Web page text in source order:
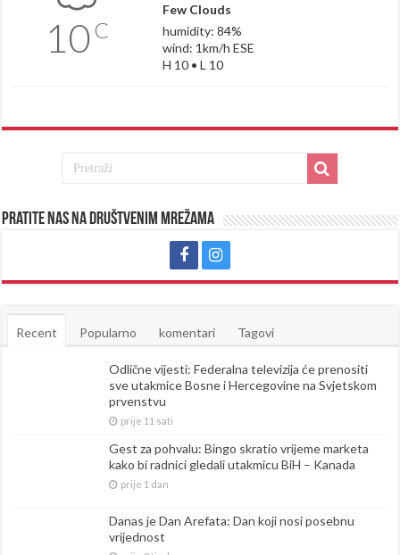
10 C
Few Clouds
humidity: 84%
wind: 1km/h ESE
H 10 • L 10
Pratite nas na društvenim mrežama
Recent Popularno komentari Tagovi
Odlične vijesti: Federalna televizija će prenositi
sve utakmice Bosne i Hercegovine na Svjetskom
prvenstvu
prije 11 sati
Gest za pohvalu: Bingo skratio vrijeme marketa
kako bi radnici gledali utakmicu BiH – Kanada
prije 1 dan
Danas je Dan Arefata: Dan koji nosi posebnu
vrijednost